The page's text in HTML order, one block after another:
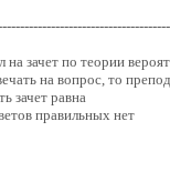
зачет по теории
на вопрос, то
зачет равна
правильных нет